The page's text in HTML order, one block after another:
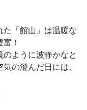
「館山」は温暖な
！
ように波静かなと
の澄んだ日には、